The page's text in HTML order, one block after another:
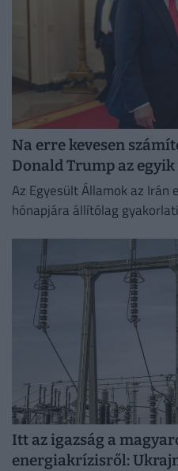
Na erre kevesen
Donald Trump az
Az Egyesült Államok az Irán
hónapjára állítólag
Itt az igazság a
energiakrízisről: